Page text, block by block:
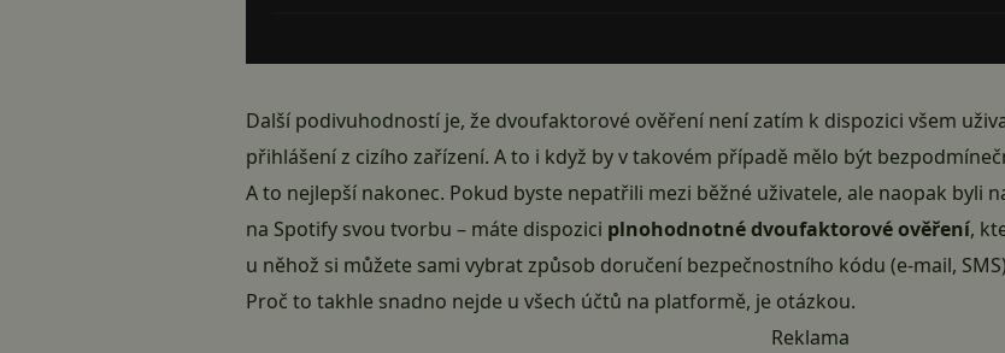
Další podivuhodností je, že dvoufaktorové ověření není zatím k dispozici všem
přihlášení z cizího zařízení. A to i když by v takovém případě mělo být
A to nejlepší nakonec. Pokud byste nepatřili mezi běžné uživatele, ale naopak byli
na Spotify svou tvorbu – máte dispozici plnohodnotné dvoufaktorové ověření,
u něhož si můžete sami vybrat způsob doručení bezpečnostního kódu (e-mail,
Proč to takhle snadno nejde u všech účtů na platformě, je otázkou.
Reklama